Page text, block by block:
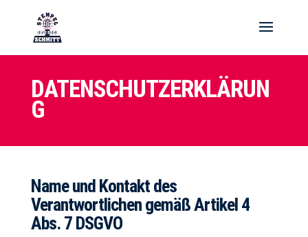
DATENSCHUTZERKLÄRUN
G
Name und Kontakt des
Verantwortlichen gemäß Artikel 4
Abs. 7 DSGVO